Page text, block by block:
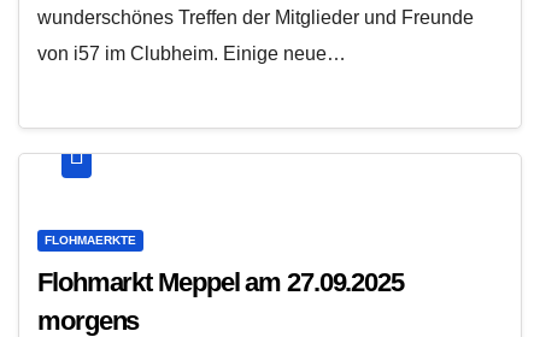
wunderschönes Treffen der Mitglieder und Freunde
von i57 im Clubheim. Einige neue…
FLOHMAERKTE
Flohmarkt Meppel am 27.09.2025
morgens